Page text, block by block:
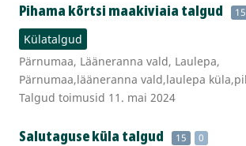
Pihama kõrtsi maakiviaia talgud 15
Külatalgud
Pärnumaa, Lääneranna vald, Laulepa,
Pärnumaa,lääneranna vald,laulepa
Talgud toimusid 11. mai 2024
Salutaguse küla talgud 15 0